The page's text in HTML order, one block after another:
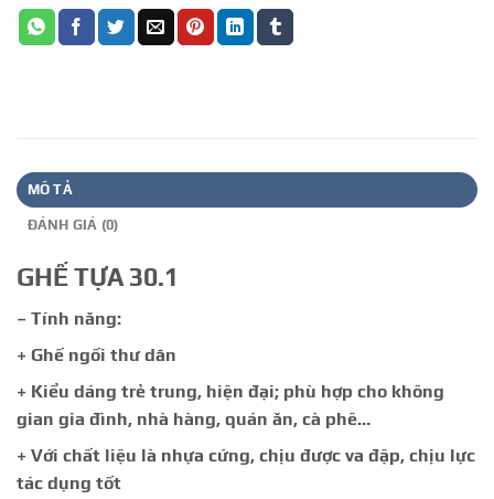
MÔ TẢ
ĐÁNH GIÁ (0)
GHẾ TỰA 30.1
– Tính năng:
+ Ghế ngồi thư dãn
+ Kiểu dáng trẻ trung, hiện đại; phù hợp cho không
gian gia đình, nhà hàng, quán ăn, cà phê…
+ Với chất liệu là nhựa cứng, chịu được va đập, chịu lực
tác dụng tốt